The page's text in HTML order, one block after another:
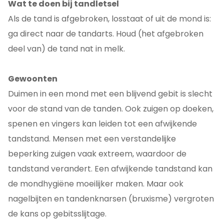
Wat te doen bij tandletsel
Als de tand is afgebroken, losstaat of uit de mond is:
ga direct naar de tandarts. Houd (het afgebroken
deel van) de tand nat in melk.
Gewoonten
Duimen in een mond met een blijvend gebit is slecht
voor de stand van de tanden. Ook zuigen op doeken,
spenen en vingers kan leiden tot een afwijkende
tandstand. Mensen met een verstandelijke
beperking zuigen vaak extreem, waardoor de
tandstand verandert. Een afwijkende tandstand kan
de mondhygiëne moeilijker maken. Maar ook
nagelbijten en tandenknarsen (bruxisme) vergroten
de kans op gebitsslijtage.